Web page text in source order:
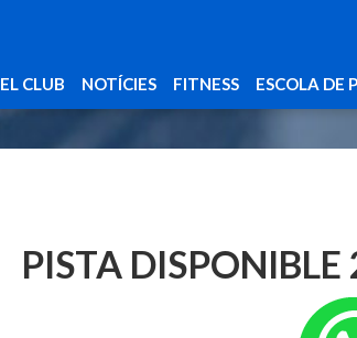
EL CLUB NOTÍCIES FITNESS ESCOLA DE
PISTA